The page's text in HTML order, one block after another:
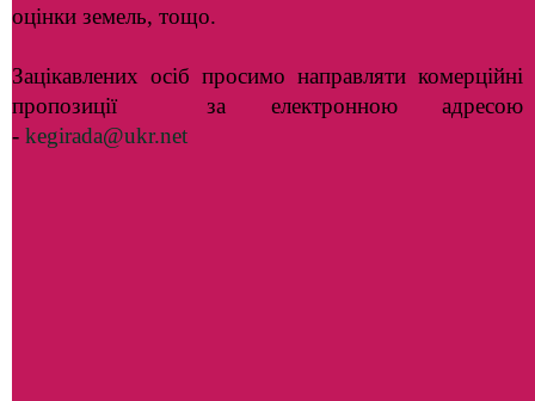
оцінки земель, тощо.
Зацікавлених осіб просимо направляти комерційні
пропозиції за електронною адресою
- kegirada@ukr.net